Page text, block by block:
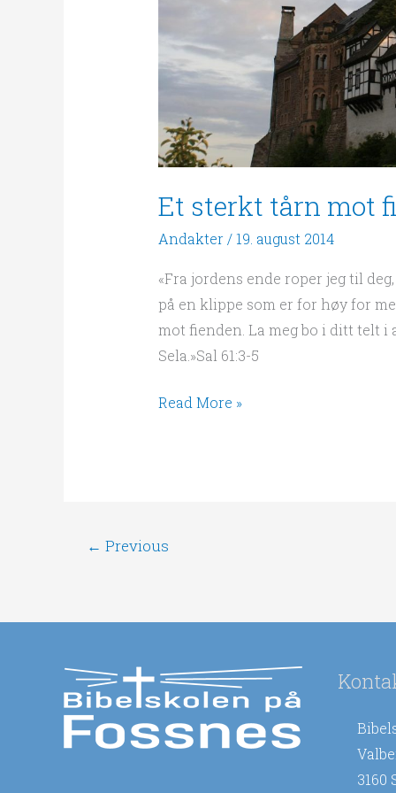
Et sterkt tårn mot
Andakter/ 19. august 2014
«Fra jordens ende roper jeg til
på en klippe som er for høy for
mot fienden. La meg bo i ditt telt i
Sela.»Sal 61:3-5
Read More »
← Previous
3160